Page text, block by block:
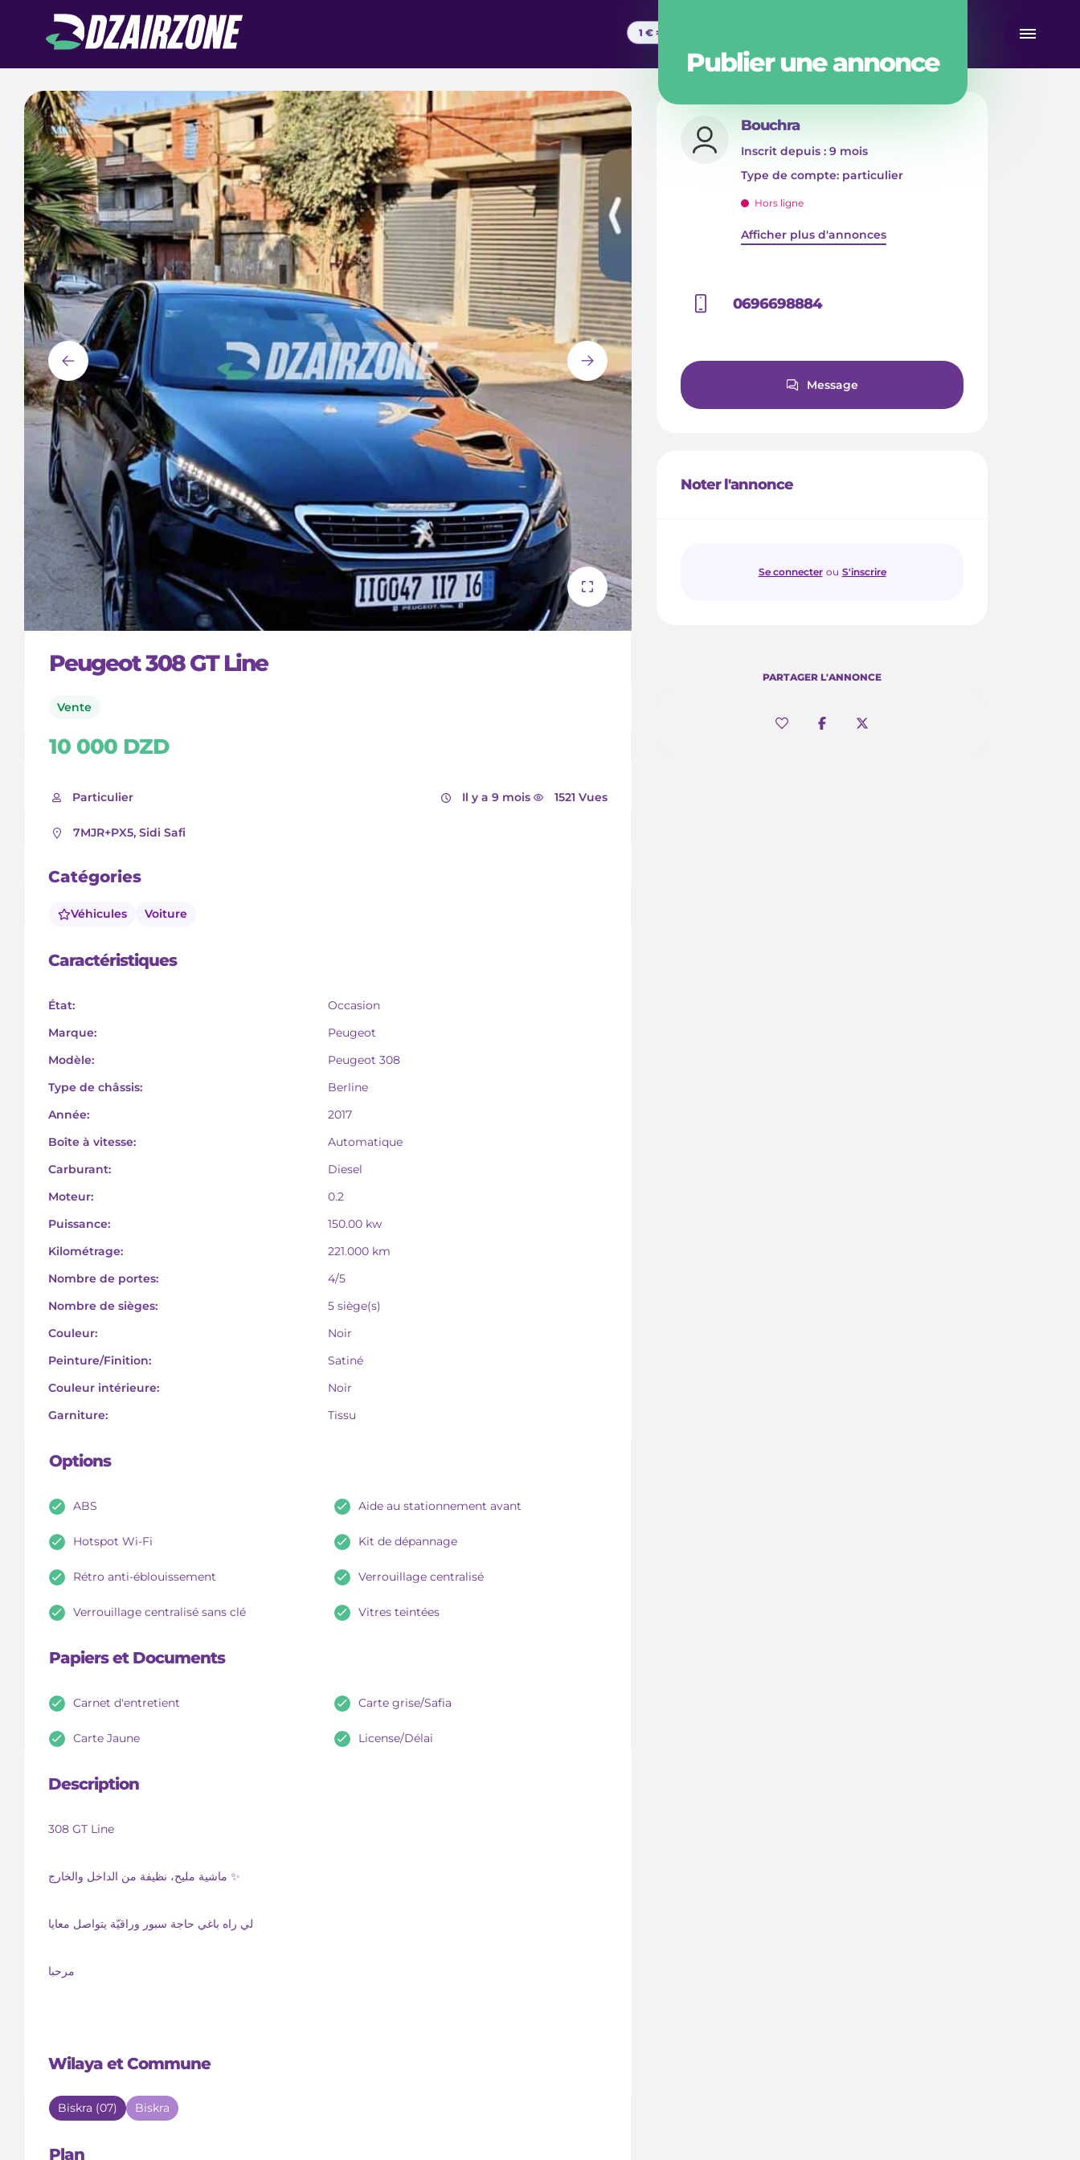
1 € =
Publier une annonce
Peugeot 308 GT Line
Vente
10 000 DZD
Particulier Il y a 9 mois 1521 Vues
7MJR+PX5, Sidi Safi
Catégories
Véhicules Voiture
Caractéristiques
État:
Occasion
Marque:
Peugeot
Modèle:
Peugeot 308
Type de châssis:
Berline
Année:
2017
Boîte à vitesse:
Automatique
Carburant:
Diesel
Moteur:
0.2
Puissance:
150.00 kw
Kilométrage:
221.000 km
Nombre de portes:
4/5
Nombre de sièges:
5 siège(s)
Couleur:
Noir
Peinture/Finition:
Satiné
Couleur intérieure:
Noir
Garniture:
Tissu
Options
ABS Aide au stationnement avant
Hotspot Wi-Fi Kit de dépannage
Rétro anti-éblouissement Verrouillage centralisé
Verrouillage centralisé sans clé Vitres teintées
Papiers et Documents
Carnet d'entretient Carte grise/Safia
Carte Jaune License/Délai
Description
308 GT Line
ماشية مليح، نظيفة من الداخل والخارج ✨
لي راه باغي حاجة سبور وراقيّة يتواصل معايا
مرحبا
Wilaya et Commune
Biskra (07) Biskra
Plan
Bouchra
Inscrit depuis : 9 mois
type de compte: particulier
Hors ligne
Afficher plus d'annonces
0696698884
Message
Noter l'annonce
Se connecter ou S'inscrire
PARTAGER L'ANNONCE